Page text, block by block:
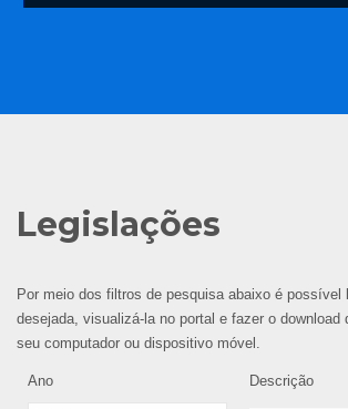
Legislações
Por meio dos filtros de pesquisa abaixo é possível
desejada, visualizá-la no portal e fazer o download
seu computador ou dispositivo móvel.
Ano Descrição